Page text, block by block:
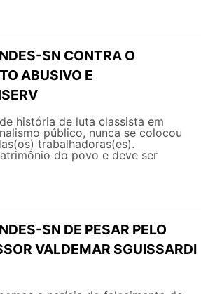
SN CONTRA O
ABUSIVO E
história de luta classista em
público, nunca se colocou
trabalhadoras(es).
do povo e deve ser
SN DE PESAR PELO
VALDEMAR SGUISSARDI